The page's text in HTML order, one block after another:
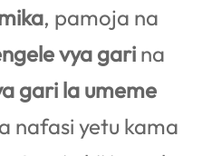
, pamoja na
vya gari na
gari la umeme
nafasi yetu kama